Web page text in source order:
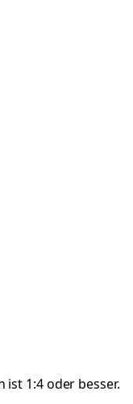
1:4 oder besser.